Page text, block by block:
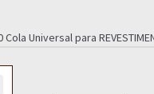
Universal para